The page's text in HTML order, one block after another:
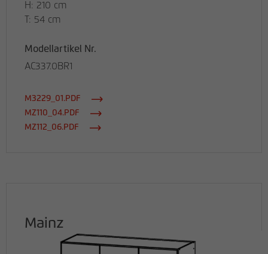
H: 210 cm
T: 54 cm
Modellartikel Nr.
AC337.0BR1
M3229_01.PDF
MZ110_04.PDF
MZ112_06.PDF
Mainz